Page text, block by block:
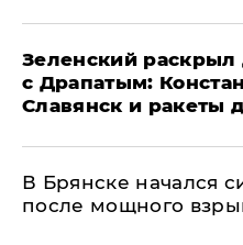
​Зеленский раскрыл
с Драпатым:
Славянск и ракеты
В Брянске начался
после мощного